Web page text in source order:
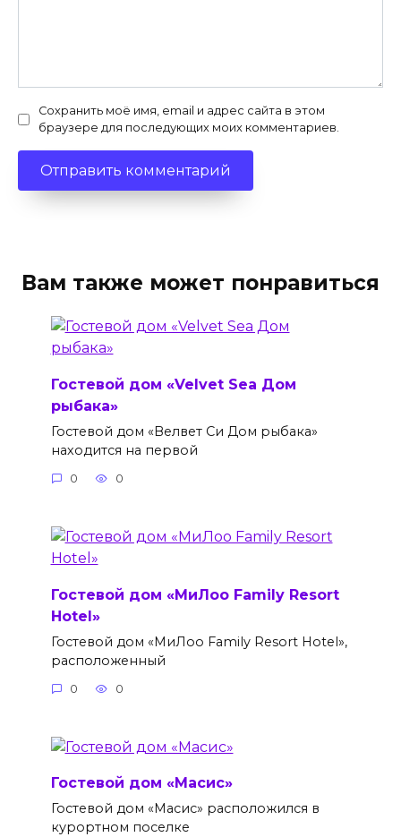
Сохранить моё имя, email и адрес сайта в этом
браузере для последующих моих комментариев.
Вам также может понравиться
Гостевой дом «Velvet Sea Дом
рыбака»
Гостевой дом «Велвет Си Дом рыбака»
находится на первой
0 0
Гостевой дом «МиЛоо Family Resort
Hotel»
Гостевой дом «МиЛоо Family Resort Hotel»,
расположенный
0 0
Гостевой дом «Масис»
Гостевой дом «Масис» расположился в
курортном поселке